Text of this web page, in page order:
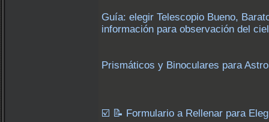
Guía: elegir Telescopio Bueno,
información para observación del
Prismáticos y Binoculares para
☑️ 📝 Formulario a Rellenar para